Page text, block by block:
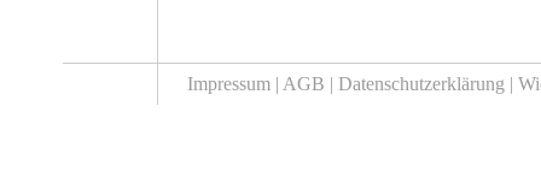
Impressum | AGB | Datenschutzerklärung |